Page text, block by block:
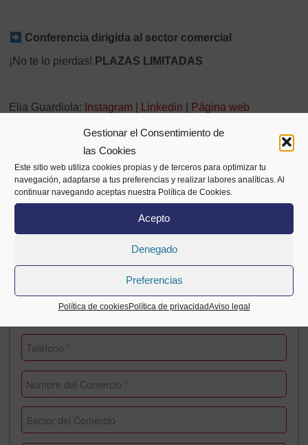
Gestionar el Consentimiento de
las Cookies
Este sitio web utiliza cookies propias y de terceros para optimizar tu
navegación, adaptarse a tus preferencias y realizar labores analíticas. Al
continuar navegando aceptas nuestra Política de Cookies.
Acepto
Denegado
Preferencias
Política de cookiesPolítica de privacidadAviso legal
Conferencia dirigida al sector comercial
¡No te lo pierdas! PLAZAS LIMITADAS
Elia Guardiola: Instagram Linkedin Página web
Formulario de pre-inscripcion